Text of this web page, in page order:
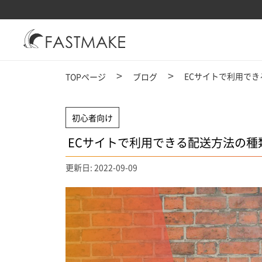
TOPページ ブログ ECサイトで利用で
初心者向け
ECサイトで利用できる配送方法の
更新日: 2022-09-09